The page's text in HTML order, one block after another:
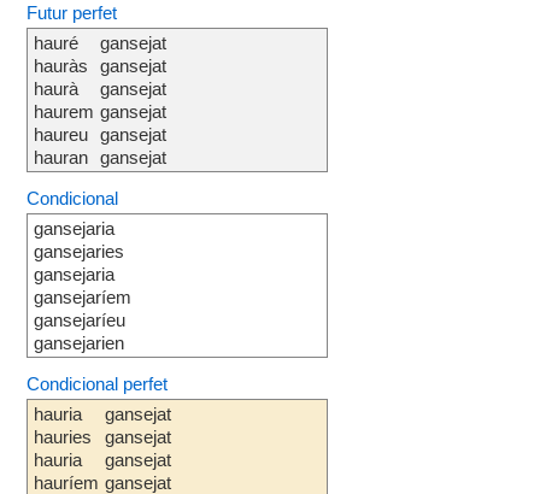
Futur perfet
hauré
hauràs
haurà
haurem
haureu
hauran
gansejat
gansejat
gansejat
gansejat
gansejat
gansejat
Condicional
gansejaria
gansejaries
gansejaria
gansejaríem
gansejaríeu
gansejarien
Condicional perfet
hauria
hauries
hauria
hauríem
gansejat
gansejat
gansejat
gansejat